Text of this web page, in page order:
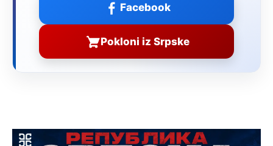
Facebook
Pokloni iz Srpske